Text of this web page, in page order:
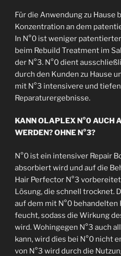
Für die Anwendung zu Hause
Konzentration an dem
In N°0 ist weniger
beim Rebuild Treatment im
der N°3. N°0 dient
durch den Kunden zu Hause
mit N°3 intensivere und
Reparaturergebnisse.
KANN OLAPLEX N°0 AUCH
WERDEN? OHNE N°3?
N°0 ist ein intensiver Repair
absorbiert wird und auf die
Hair Perfector N°3
Lösung, die schnell trocknet.
auf dem mit N°0 behandelten
feucht, sodass die Wirkung
wird. Wohingegen N°3 auch
kann, wird dies bei N°0 nicht
von N°3 wird durch die